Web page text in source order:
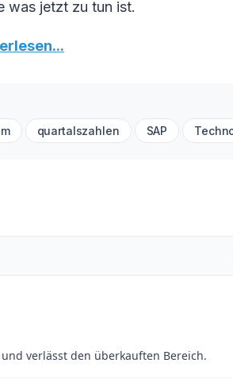
was jetzt zu tun ist.
quartalszahlen SAP